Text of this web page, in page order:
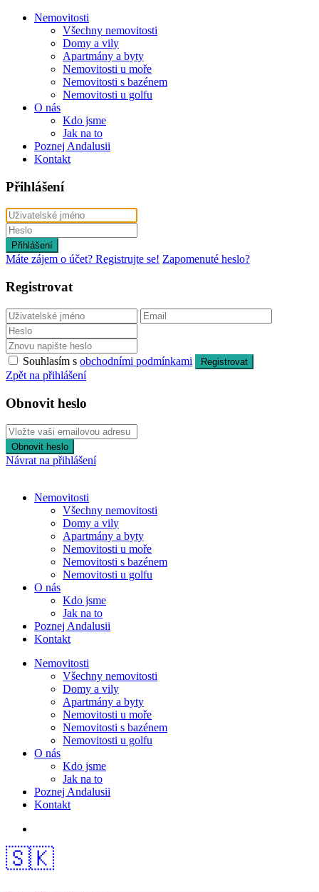
Nemovitosti
Všechny nemovitosti
Domy a vily
Apartmány a byty
Nemovitosti u moře
Nemovitosti s bazénem
Nemovitosti u golfu
O nás
Kdo jsme
Jak na to
Poznej Andalusii
Kontakt
Přihlášení
Přihlášení
Máte zájem o účet? Registrujte se! Zapomenuté heslo?
Registrovat
Souhlasím s obchodními podmínkami Registrovat
Zpět na přihlášení
Obnovit heslo
Obnovit heslo
Návrat na přihlášení
Nemovitosti
Všechny nemovitosti
Domy a vily
Apartmány a byty
Nemovitosti u moře
Nemovitosti s bazénem
Nemovitosti u golfu
O nás
Kdo jsme
Jak na to
Poznej Andalusii
Kontakt
Nemovitosti
Všechny nemovitosti
Domy a vily
Apartmány a byty
Nemovitosti u moře
Nemovitosti s bazénem
Nemovitosti u golfu
O nás
Kdo jsme
Jak na to
Poznej Andalusii
Kontakt
🇸🇰